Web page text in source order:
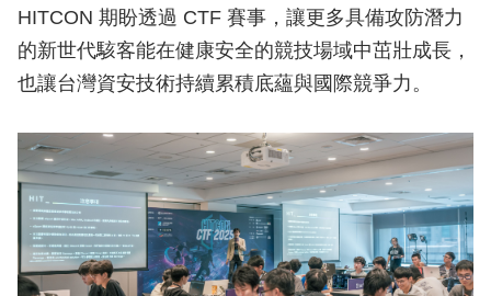
HITCON 期盼透過 CTF 賽事，讓更多具備攻防潛力
的新世代駭客能在健康安全的競技場域中茁壯成長，
也讓台灣資安技術持續累積底蘊與國際競爭力。